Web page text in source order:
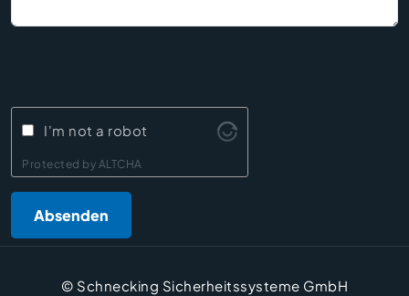
I'm not a robot
Protected by ALTCHA
Absenden
© Schnecking Sicherheitssysteme GmbH